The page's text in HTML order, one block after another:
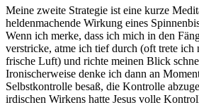
Meine zweite Strategie ist eine kurze
heldenmachende Wirkung eines
Wenn ich merke, dass ich mich in den
verstricke, atme ich tief durch (oft trete ich
frische Luft) und richte meinen Blick
Ironischerweise denke ich dann an
Selbstkontrolle besaß, die Kontrolle
irdischen Wirkens hatte Jesus volle